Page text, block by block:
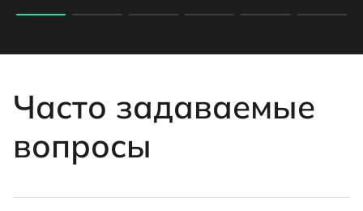
Часто задаваемые
вопросы